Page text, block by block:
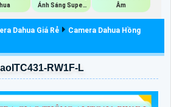
Ánh Sáng Super
Adapt
Âm
Dahua Giá Rẻ
Camera Dahua Hồng
RW1F-L